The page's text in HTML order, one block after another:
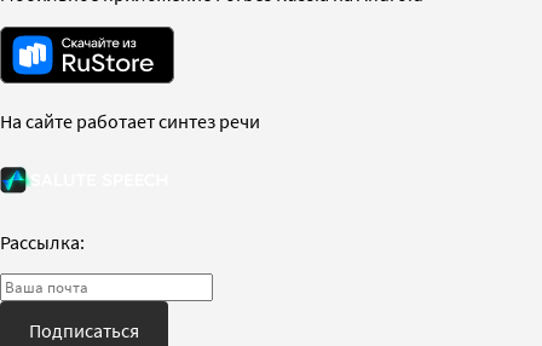
На сайте работает синтез речи
Рассылка:
Подписаться